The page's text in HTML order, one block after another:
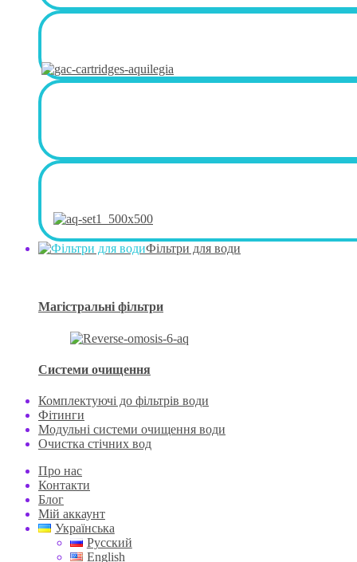
Фільтри для води
Магістральні фільтри
Системи очищення
Комплектуючі до фільтрів води
Фітинги
Модульні системи очищення води
Очистка стічних вод
Про нас
Контакти
Блог
Мій аккаунт
Українська
Русский
English